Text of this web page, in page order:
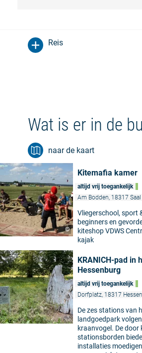
Reis
Wat is er in de
naar de kaart
©
Kitemafia kamer
altijd vrij toegankelijk
Am Bodden, 18317 Saal
Vliegerschool, sport
beginners en
kiteshop VDWS
kajak
KRANICH-pad in
Hessenburg
altijd vrij toegankelijk
Dorfplatz, 18317
De zes stations van
landgoedpark
kraanvogel. De
stationsborden
installaties